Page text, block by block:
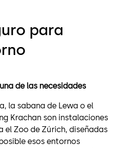
para
de las necesidades
la sabana de Lewa o el
Krachan son instalaciones
Zoo de Zúrich, diseñadas
esos entornos